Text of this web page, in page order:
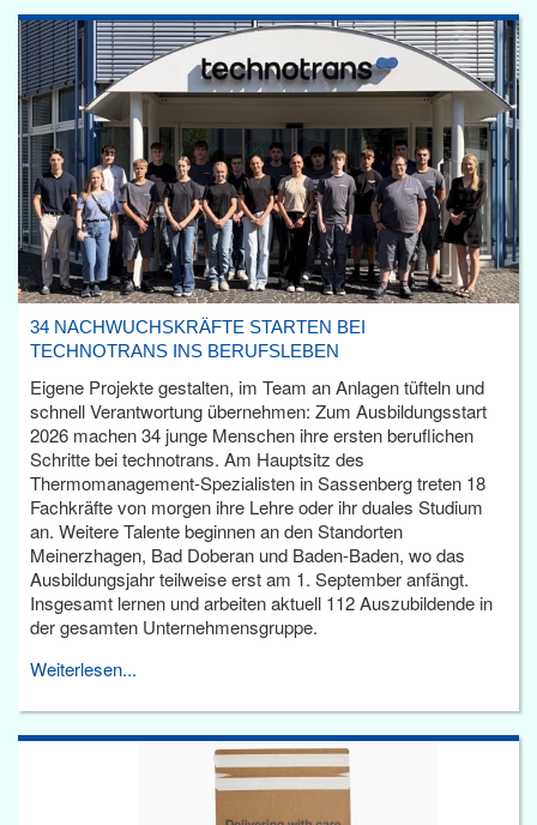
34 NACHWUCHSKRÄFTE STARTEN BEI
TECHNOTRANS INS BERUFSLEBEN
Eigene Projekte gestalten, im Team an Anlagen tüfteln und
schnell Verantwortung übernehmen: Zum Ausbildungsstart
2026 machen 34 junge Menschen ihre ersten beruflichen
Schritte bei technotrans. Am Hauptsitz des
Thermomanagement-Spezialisten in Sassenberg treten 18
Fachkräfte von morgen ihre Lehre oder ihr duales Studium
an. Weitere Talente beginnen an den Standorten
Meinerzhagen, Bad Doberan und Baden-Baden, wo das
Ausbildungsjahr teilweise erst am 1. September anfängt.
Insgesamt lernen und arbeiten aktuell 112 Auszubildende in
der gesamten Unternehmensgruppe.
Weiterlesen...